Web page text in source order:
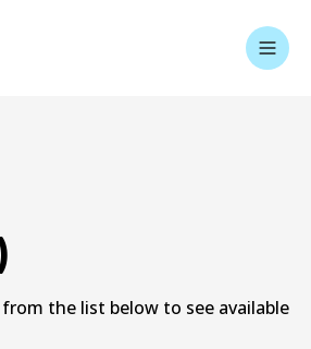
the list below to see available